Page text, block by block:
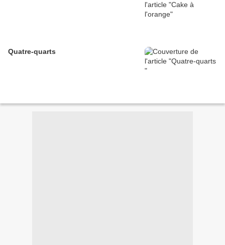
Quatre-quarts